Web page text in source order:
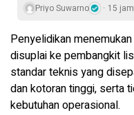
Priyo Suwarno 15 jam
Penyelidikan
disuplai ke pembangkit
standar teknis yang
dan kotoran tinggi, serta
kebutuhan operasional.